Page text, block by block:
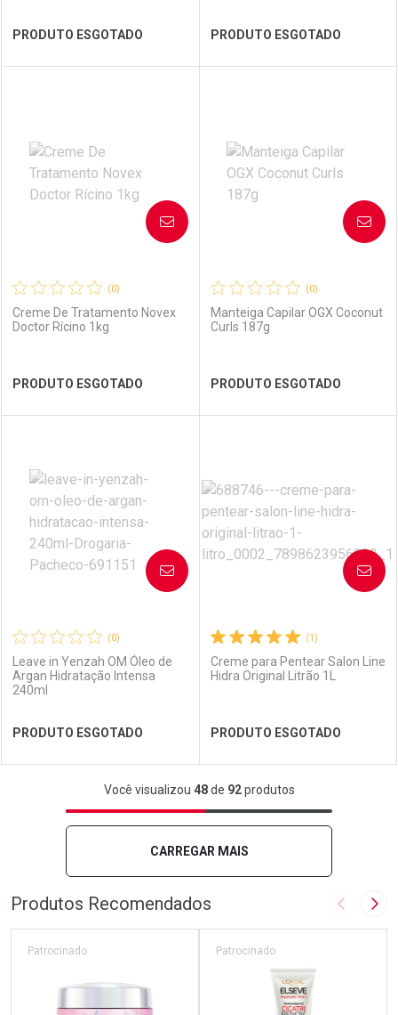
Ver Desconto Convênio Ver Desconto Convênio
PRODUTO ESGOTADO
Laboratório
Ver Desconto Convênio
Por Menos
PRODUTO ESGOTADO
Laboratório
Ver Desconto Convênio
Por Menos
(0)
Creme De Tratamento Novex
Doctor Rícino 1kg
PRODUTO ESGOTADO
AVISE-ME
Laboratório
Ver Desconto Convênio
Por Menos
(0)
Manteiga Capilar OGX Coconut
Curls 187g
PRODUTO ESGOTADO
AVISE-ME
Laboratório
Ver Desconto Convênio
Por Menos
(0)
Leave in Yenzah OM Óleo de
Argan Hidratação Intensa
240ml
PRODUTO ESGOTADO
AVISE-ME
FECHAR
FECHAR
(1)
Creme para Pentear Salon Line
Hidra Original Litrão 1L
PRODUTO ESGOTADO
AVISE-ME
Você visualizou 48de 92produtos
CARREGAR MAIS
Produtos Recomendados Imagem
Patrocinado Patrocinado